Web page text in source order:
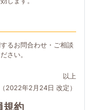
るお問合わせ・ご相談
さい。
以上
（2022年2月24日 改定）
規約